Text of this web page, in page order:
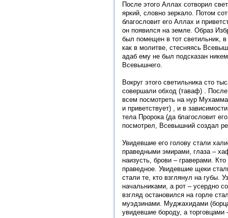
После этого Аллах сотворил
яркий, словно зеркало. Потом
благословит его Аллах и
он появился на земле. Образ
был помещен в тот светильник,
как в молитве, стесняясь
адаб ему не был подсказан
Всевышнего.
Вокруг этого светильника сто
совершали обход (таваф) .
всем посмотреть на нур
и приветствует) , и в
тела Пророка (да благословит
посмотрел, Всевышний создал
Увидевшие его голову стали
праведными эмирами, глаза –
наизусть, брови – граверами.
праведное. Увидевшие щеки
стали те, кто взглянул на губы.
начальниками, а рот – усердно
взгляд остановился на горле
муэдзинами. Муджахидами
увидевшие боро­ду, а